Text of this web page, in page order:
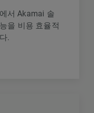
서 Akamai 솔
을 비용 효율적
.